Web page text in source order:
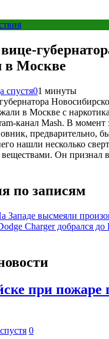
в Москве
спустя01 минуты
в Москве с
канал Mash. В момент
предварительно,
нашли несколько
Он признал
по записям
Западе высмеяли
Charger добрался
при пожаре
0